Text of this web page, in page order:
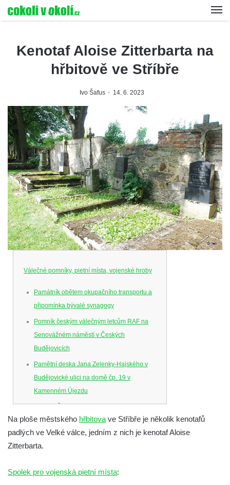
Kenotaf Aloise Zitterbarta na
hřbitově ve Stříbře
Ivo Šafus 14. 6. 2023
Válečné pomníky, pietní místa, vojenské hroby
Památník obětem okupačního transportu a
připomínka bývalé synagogy
Pomník českým válečným letcům RAF na
Senovážném náměstí v Českých
Budějovicích
Pamětní deska Jana Zelenky-Hajského v
Budějovické ulici na domě čp. 19 v
Kamenném Újezdu
Kamenném Újezdě
Kenotaf Václava B. Hájka na starém
hřbitově v Kamenném Újezdě
Na ploše městského hřbitova ve Stříbře je několik kenotafů
padlých ve Velké válce, jedním z nich je kenotaf Aloise
Zitterbarta.
Spolek pro vojenská pietní místa: